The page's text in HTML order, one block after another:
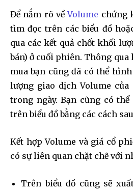
Để nắm rõ vềVolume chứng
tìm đọc trên các biểu đồ
qua các kết quả chốt khối
bán) ở cuối phiên. Thông qua
mua bạn cũng đã có thể
lượng giao dịch Volume
trong ngày. Bạn cũng có thể
trên biểu đồ bằng các cách
Kết hợp Volume và giá cổ
có sự liên quan chặt chẽ với
Trên biểu đồ cũng sẽ